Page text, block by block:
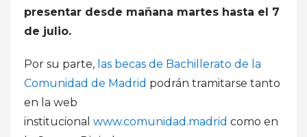
presentar desde mañana martes hasta el 7
de julio.
Por su parte, las becas de Bachillerato de la
Comunidad de Madrid podrán tramitarse tanto
en la web
institucional www.comunidad.madrid como en